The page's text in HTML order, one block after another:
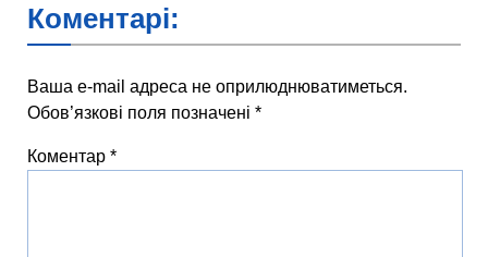
Коментарі:
Ваша e-mail адреса не оприлюднюватиметься.
Обов’язкові поля позначені *
Коментар *